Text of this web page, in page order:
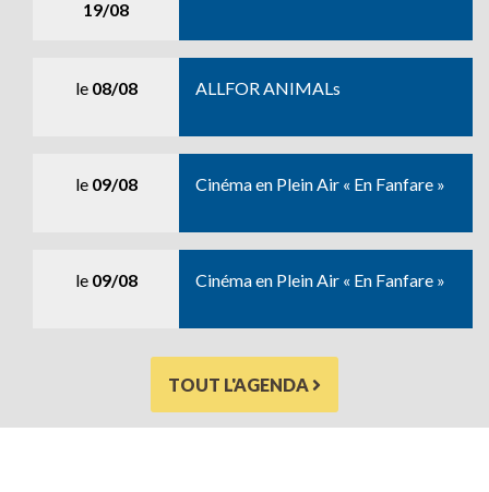
19/08
le 08/08 ALLFOR ANIMALs
le 09/08 Cinéma en Plein Air « En Fanfare »
le 09/08 Cinéma en Plein Air « En Fanfare »
TOUT L'AGENDA